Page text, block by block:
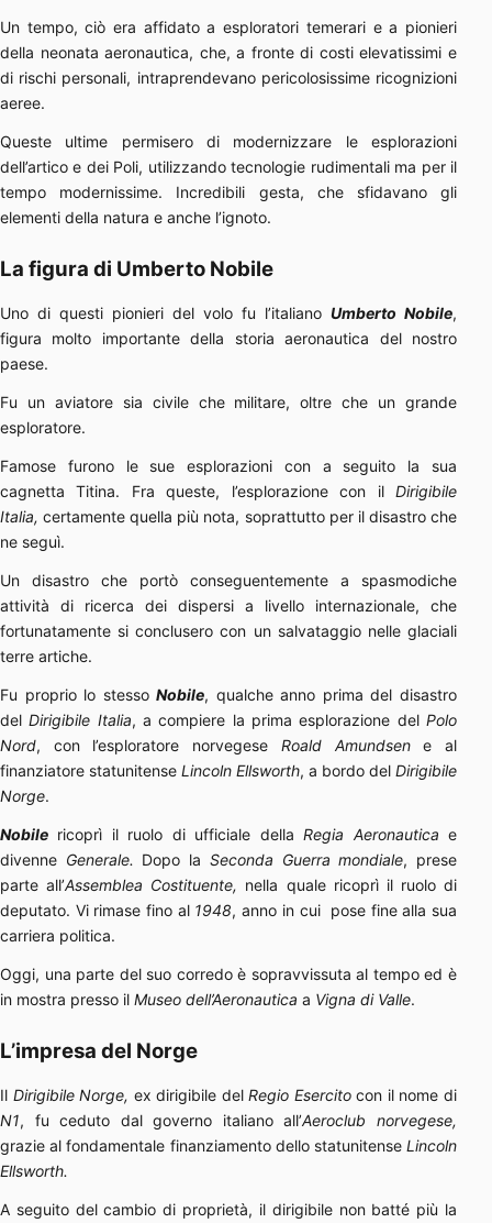
Un tempo, ciò era affidato a esploratori temerari e a pionieri
della neonata aeronautica, che, a fronte di costi elevatissimi e
di rischi personali, intraprendevano pericolosissime ricognizioni
aeree.
Queste ultime permisero di modernizzare le esplorazioni
dell’artico e dei Poli, utilizzando tecnologie rudimentali ma per il
tempo modernissime. Incredibili gesta, che sfidavano gli
elementi della natura e anche l’ignoto.
La figura di Umberto Nobile
Uno di questi pionieri del volo fu l’italiano Umberto Nobile,
figura molto importante della storia aeronautica del nostro
paese.
Fu un aviatore sia civile che militare, oltre che un grande
esploratore.
Famose furono le sue esplorazioni con a seguito la sua
cagnetta Titina. Fra queste, l’esplorazione con il Dirigibile
Italia, certamente quella più nota, soprattutto per il disastro che
ne seguì.
Un disastro che portò conseguentemente a spasmodiche
attività di ricerca dei dispersi a livello internazionale, che
fortunatamente si conclusero con un salvataggio nelle glaciali
terre artiche.
Fu proprio lo stessoNobile, qualche anno prima del disastro
delDirigibile Italia, a compiere la prima esplorazione delPolo
Nord, con l’esploratore norvegese Roald Amundsene al
finanziatore statunitense Lincoln Ellsworth, a bordo del Dirigibile
Norge.
Nobile ricoprì il ruolo di ufficiale dellaRegia Aeronautica e
divenne Generale. Dopo la Seconda Guerra mondiale, prese
parte all’Assemblea Costituente, nella quale ricoprì il ruolo di
deputato. Vi rimase fino al 1948, anno in cui pose fine alla sua
carriera politica.
Oggi, una parte del suo corredo è sopravvissuta al tempo ed è
in mostra presso il Museo dell’Aeronautica a Vigna di Valle.
L’impresa del Norge
Il Dirigibile Norge, ex dirigibile delRegio Esercitocon il nome di
N1, fu ceduto dal governo italiano all’Aeroclub norvegese,
grazie al fondamentale finanziamento dello statunitense Lincoln
Ellsworth.
A seguito del cambio di proprietà, il dirigibile non batté più la